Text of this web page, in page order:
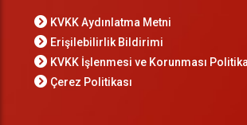
KVKK Aydınlatma Metni
Erişilebilirlik Bildirimi
KVKK İşlenmesi ve Korunması
Çerez Politikası